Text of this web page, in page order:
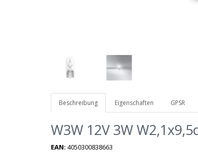
Beschreibung Eigenschaften GPSR
W3W 12V 3W
EAN: 4050300838663